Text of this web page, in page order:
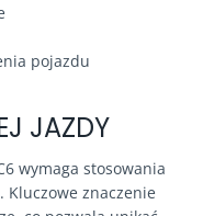
pojazdu
JAZDY
wymaga stosowania
znaczenie